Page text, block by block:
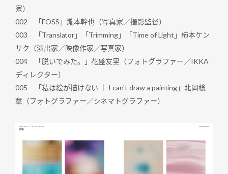
家）
002 「FOSS」瀧本幹也（写真家／撮影監督）
003 「Translator」「Trimming」「Time of Light」柿本ケン
サク（演出家／映像作家／写真家）
004 「脱いでみた。」花盛友里（フォトグラファー／IKKA
ディレクター）
005 「私は絵が描けない ｜ I can't draw a painting」北岡稔
章（フォトグラファー／シネマトグラファー）